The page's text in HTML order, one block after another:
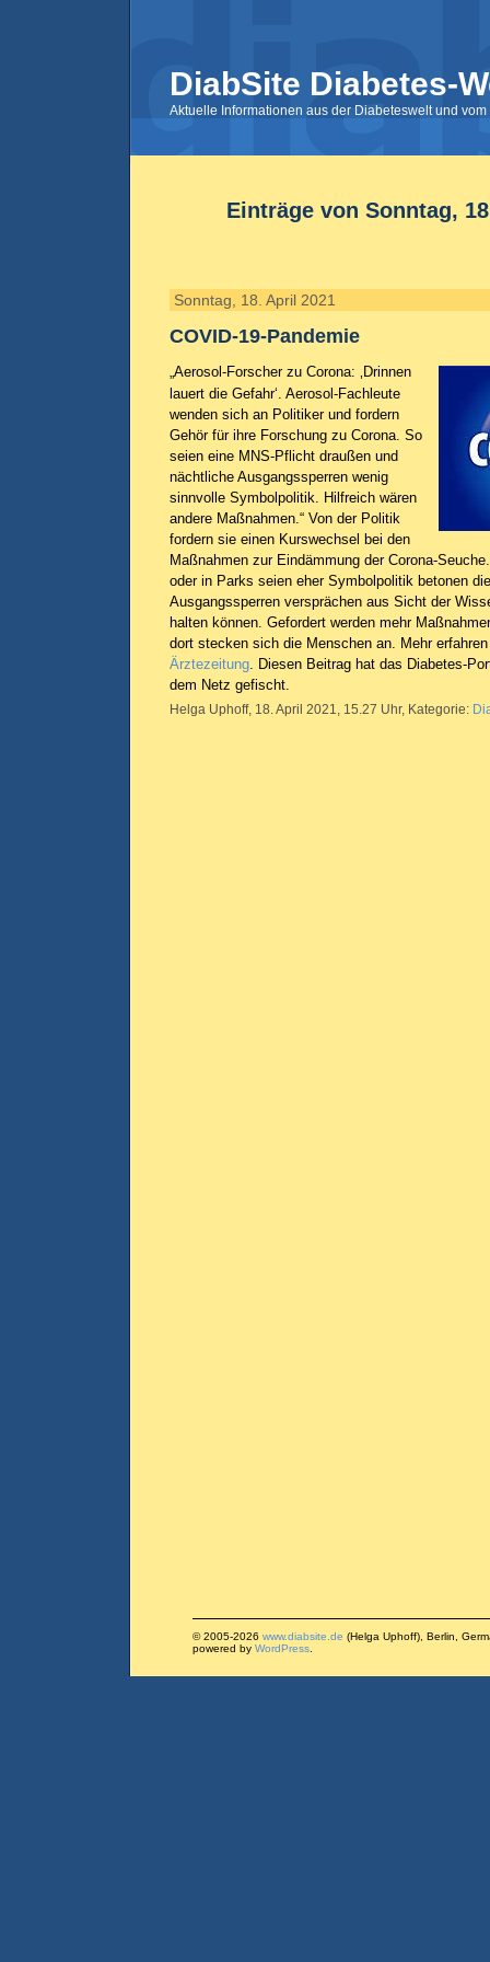
DiabSite Diabetes-
Aktuelle Informationen aus der Diabeteswelt und
Einträge von Sonntag,
Sonntag, 18. April 2021
COVID-19-Pandemie
„Aerosol-Forscher zu Corona: ‚Drinnen
lauert die Gefahr‘. Aerosol-Fachleute
wenden sich an Politiker und fordern
Gehör für ihre Forschung zu Corona. So
seien eine MNS-Pflicht draußen und
nächtliche Ausgangssperren wenig
sinnvolle Symbolpolitik. Hilfreich wären
andere Maßnahmen.“ Von der Politik
fordern sie einen Kurswechsel bei den
Maßnahmen zur Eindämmung der Corona-
oder in Parks seien eher Symbolpolitik betonen
Ausgangssperren versprächen aus Sicht der
halten können. Gefordert werden mehr
dort stecken sich die Menschen an. Mehr
Ärztezeitung. Diesen Beitrag hat das Diabetes-
dem Netz gefischt.
Helga Uphoff, 18. April 2021, 15.27 Uhr, Kategorie:
© 2005-2026 www.diabsite.de (Helga Uphoff), Berlin,
powered by WordPress.